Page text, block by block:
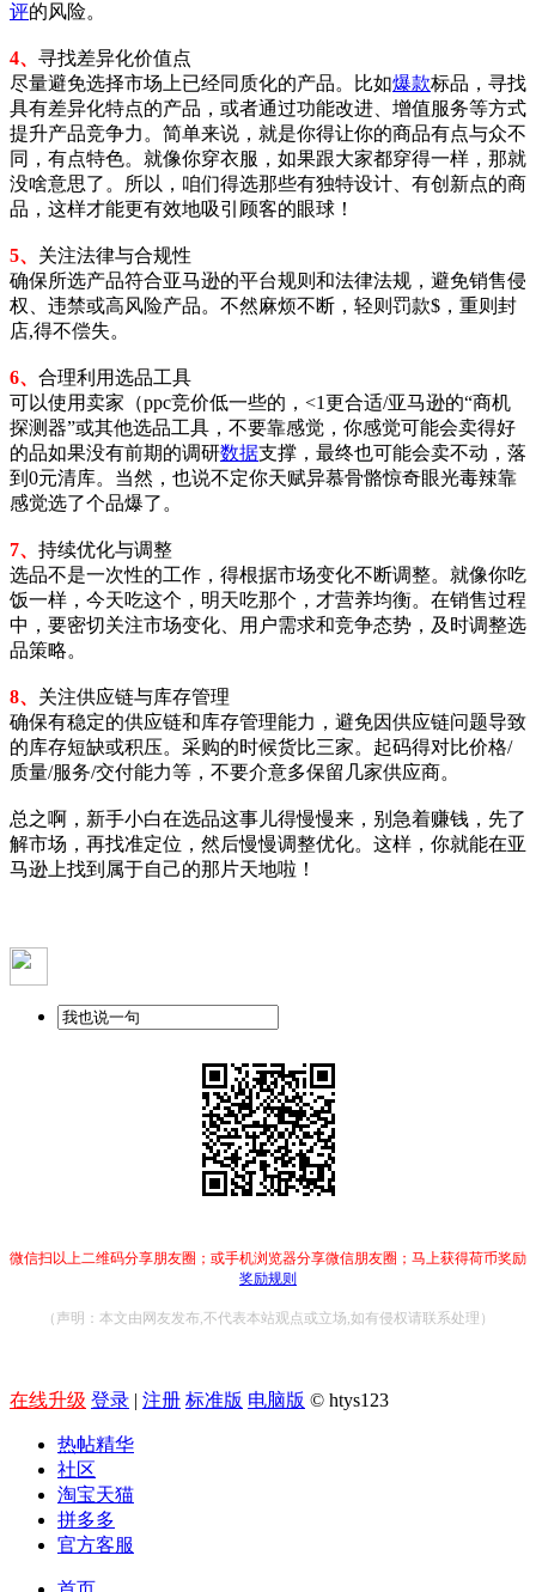
评的风险。
4、 寻找差异化价值点
尽量避免选择市场上已经同质化的产品。比如爆款标品，寻找
具有差异化特点的产品，或者通过功能改进、增值服务等方式
提升产品竞争力。简单来说，就是你得让你的商品有点与众不
同，有点特色。就像你穿衣服，如果跟大家都穿得一样，那就
没啥意思了。所以，咱们得选那些有独特设计、有创新点的商
品，这样才能更有效地吸引顾客的眼球！
5、 关注法律与合规性
确保所选产品符合亚马逊的平台规则和法律法规，避免销售侵
权、违禁或高风险产品。不然麻烦不断，轻则罚款$，重则封
店,得不偿失。
6、 合理利用选品工具
可以使用卖家（ppc竞价低一些的，<1更合适/亚马逊的“商机
探测器”或其他选品工具，不要靠感觉，你感觉可能会卖得好
的品如果没有前期的调研数据支撑，最终也可能会卖不动，落
到0元清库。当然，也说不定你天赋异慕骨骼惊奇眼光毒辣靠
感觉选了个品爆了。
7、 持续优化与调整
选品不是一次性的工作，得根据市场变化不断调整。就像你吃
饭一样，今天吃这个，明天吃那个，才营养均衡。在销售过程
中，要密切关注市场变化、用户需求和竞争态势，及时调整选
品策略。
8、 关注供应链与库存管理
确保有稳定的供应链和库存管理能力，避免因供应链问题导致
的库存短缺或积压。采购的时候货比三家。起码得对比价格/
质量/服务/交付能力等，不要介意多保留几家供应商。
总之啊，新手小白在选品这事儿得慢慢来，别急着赚钱，先了
解市场，再找准定位，然后慢慢调整优化。这样，你就能在亚
马逊上找到属于自己的那片天地啦！
微信扫以上二维码分享朋友圈；或手机浏览器分享微信朋友圈；马上获得荷币奖励
奖励规则
（声明：本文由网友发布,不代表本站观点或立场,如有侵权请联系处理）
在线升级 登录 | 注册 标准版 电脑版 © htys123
热帖精华
社区
淘宝天猫
拼多多
官方客服